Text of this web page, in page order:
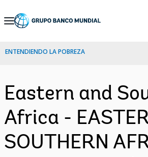
Skip
Navigation
ENTENDIENDO LA POBREZA
Eastern and
Africa -
SOUTHERN